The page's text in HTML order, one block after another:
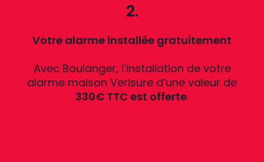
2.
Votre alarme installée gratuitement
Avec Boulanger, l’installation de votre
alarme maison Verisure d’une valeur de
330€ TTC est offerte.